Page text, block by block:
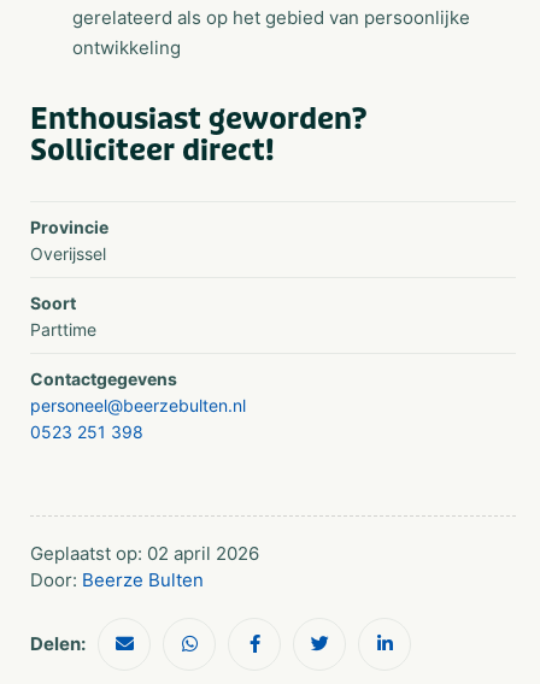
gerelateerd als op het gebied van persoonlijke
ontwikkeling
Enthousiast geworden?
Solliciteer direct!
Provincie
Overijssel
Soort
Parttime
Contactgegevens
personeel@beerzebulten.nl
0523 251 398
Geplaatst op: 02 april 2026
Door: Beerze Bulten
Delen: